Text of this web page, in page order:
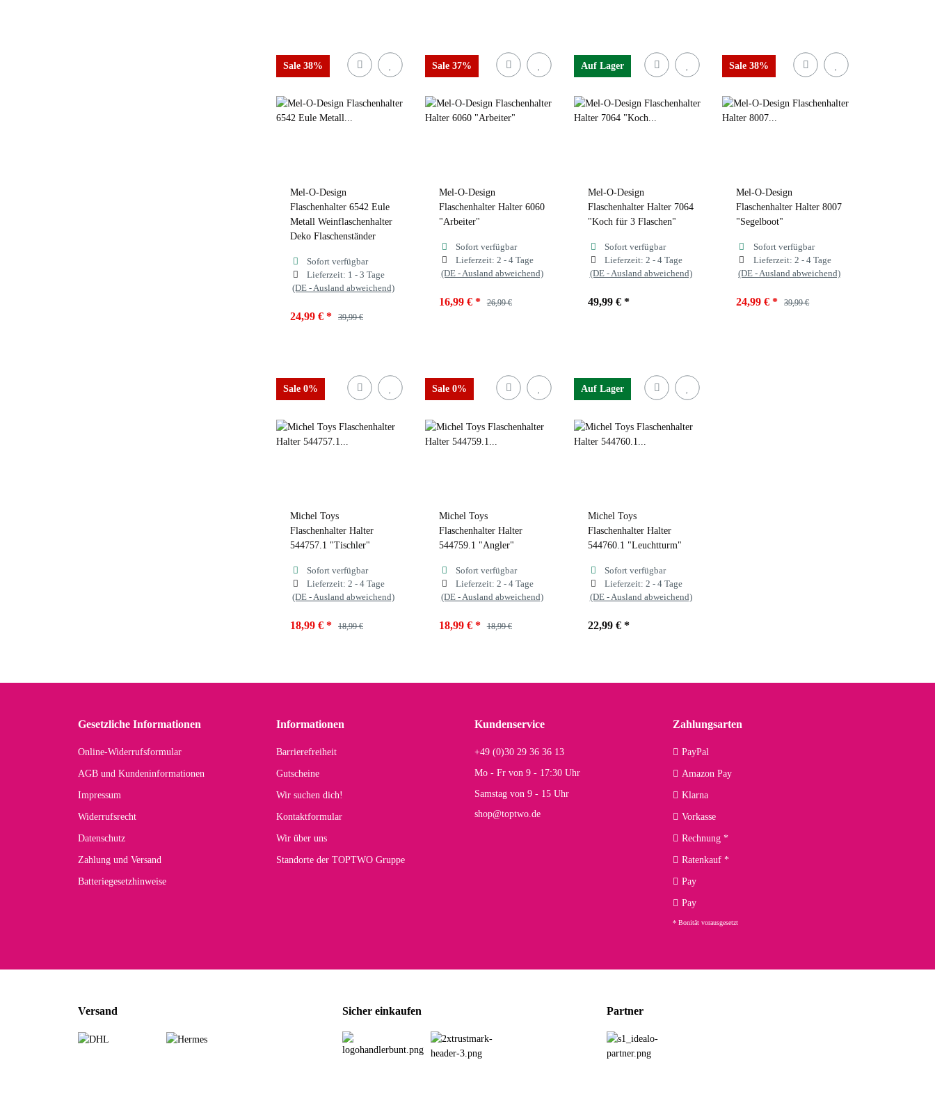
Sale 38%
Mel-O-Design
Flaschenhalter 6542 Eule
Metall Weinflaschenhalter
Deko Flaschenständer
Sofort verfügbar
Lieferzeit: 1 - 3 Tage
(DE - Ausland abweichend)
24,99 € * 39,99 €
Sale 37%
Mel-O-Design
Flaschenhalter Halter 6060
"Arbeiter"
Sofort verfügbar
Lieferzeit: 2 - 4 Tage
(DE - Ausland abweichend)
16,99 € * 26,99 €
Auf Lager
Mel-O-Design
Flaschenhalter Halter 7064
"Koch für 3 Flaschen"
Sofort verfügbar
Lieferzeit: 2 - 4 Tage
(DE - Ausland abweichend)
49,99 € *
Sale 38%
Mel-O-Design
Flaschenhalter Halter 8007
"Segelboot"
Sofort verfügbar
Lieferzeit: 2 - 4 Tage
(DE - Ausland abweichend)
24,99 €* 39,99 €
Sale 0%
Michel Toys
Flaschenhalter Halter
544757.1 "Tischler"
Sofort verfügbar
Lieferzeit:2 - 4 Tage
(DE - Ausland abweichend)
18,99 € * 18,99 €
Sale 0%
Michel Toys
Flaschenhalter Halter
544759.1 "Angler"
Sofort verfügbar
Lieferzeit: 2 - 4 Tage
(DE - Ausland abweichend)
18,99 € * 18,99 €
Auf Lager
Michel Toys
Flaschenhalter Halter
544760.1 "Leuchtturm"
Sofort verfügbar
Lieferzeit: 2 - 4 Tage
(DE - Ausland abweichend)
22,99 € *
Gesetzliche Informationen
Online-Widerrufsformular
AGB und Kundeninformationen
Impressum
Widerrufsrecht
Datenschutz
Zahlung und Versand
Batteriegesetzhinweise
Informationen
Barrierefreiheit
Gutscheine
Wir suchen dich!
Kontaktformular
Wir über uns
Standorte der TOPTWO Gruppe
Kundenservice
+49 (0)30 29 36 36 13
Mo - Fr von 9 - 17:30 Uhr
Samstag von 9 - 15 Uhr
shop@toptwo.de
Zahlungsarten
PayPal
Amazon Pay
Klarna
Vorkasse
Rechnung *
Ratenkauf *
Pay
Pay
* Bonität vorausgesetzt
Versand Sicher einkaufen Partner